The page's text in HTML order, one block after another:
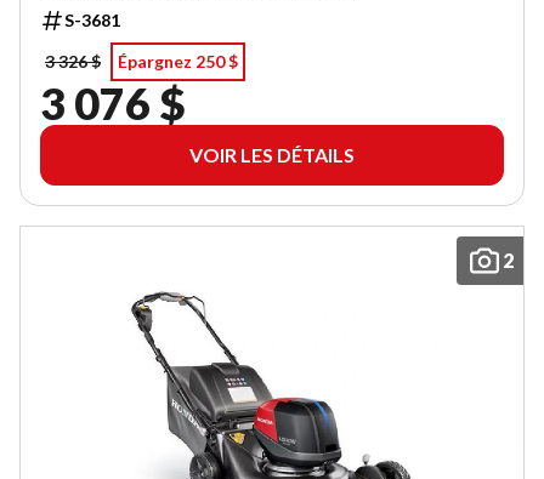
S-3681
3 326 $
Épargnez 250 $
3 076 $
VOIR LES DÉTAILS
2